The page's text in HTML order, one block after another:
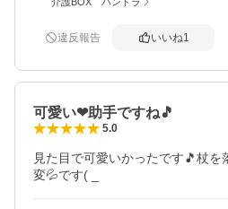
違反報告 いいね1
可愛い❤助手ですね🎵
5.0
見た目で可愛いかったです🎵杖
変💦です( _